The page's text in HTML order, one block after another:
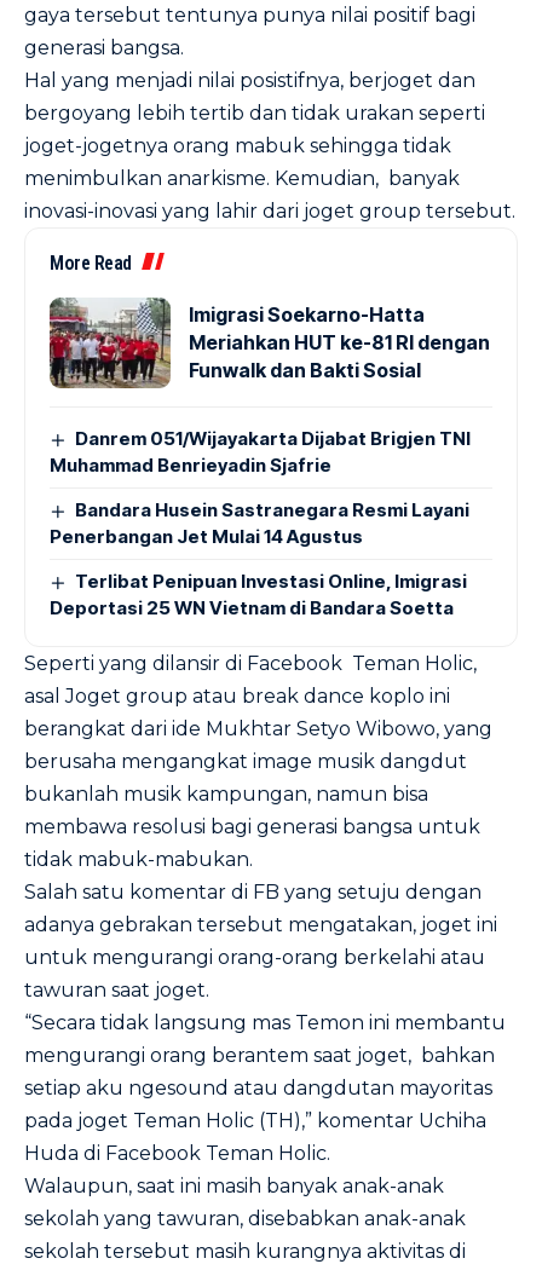
gaya tersebut tentunya punya nilai positif bagi
generasi bangsa.
Hal yang menjadi nilai posistifnya, berjoget dan
bergoyang lebih tertib dan tidak urakan seperti
joget-jogetnya orang mabuk sehingga tidak
menimbulkan anarkisme. Kemudian, banyak
inovasi-inovasi yang lahir dari joget group tersebut.
More Read
Imigrasi Soekarno-Hatta
Meriahkan HUT ke-81 RI dengan
Funwalk dan Bakti Sosial
Danrem 051/Wijayakarta Dijabat Brigjen TNI
Muhammad Benrieyadin Sjafrie
Bandara Husein Sastranegara Resmi Layani
Penerbangan Jet Mulai 14 Agustus
Terlibat Penipuan Investasi Online, Imigrasi
Deportasi 25 WN Vietnam di Bandara Soetta
Seperti yang dilansir di Facebook Teman Holic,
asal Joget group atau break dance koplo ini
berangkat dari ide Mukhtar Setyo Wibowo, yang
berusaha mengangkat image musik dangdut
bukanlah musik kampungan, namun bisa
membawa resolusi bagi generasi bangsa untuk
tidak mabuk-mabukan.
Salah satu komentar di FB yang setuju dengan
adanya gebrakan tersebut mengatakan, joget ini
untuk mengurangi orang-orang berkelahi atau
tawuran saat joget.
“Secara tidak langsung mas Temon ini membantu
mengurangi orang berantem saat joget, bahkan
setiap aku ngesound atau dangdutan mayoritas
pada joget Teman Holic (TH),” komentar Uchiha
Huda di Facebook Teman Holic.
Walaupun, saat ini masih banyak anak-anak
sekolah yang tawuran, disebabkan anak-anak
sekolah tersebut masih kurangnya aktivitas di